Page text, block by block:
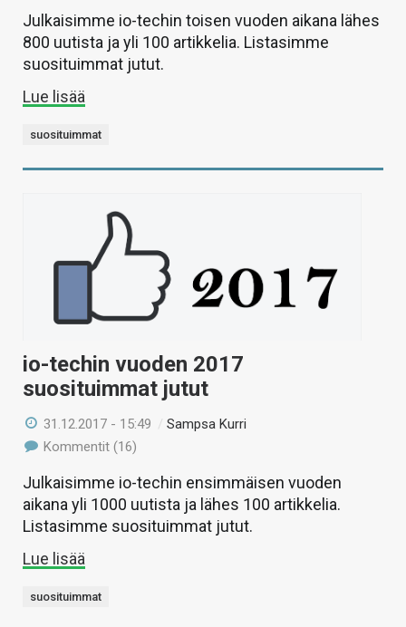
Julkaisimme io-techin toisen vuoden aikana lähes
800 uutista ja yli 100 artikkelia. Listasimme
suosituimmat jutut.
Lue lisää
suosituimmat
io-techin vuoden 2017
suosituimmat jutut
31.12.2017 - 15:49 /Sampsa Kurri
Kommentit (16)
Julkaisimme io-techin ensimmäisen vuoden
aikana yli 1000 uutista ja lähes 100 artikkelia.
Listasimme suosituimmat jutut.
Lue lisää
suosituimmat